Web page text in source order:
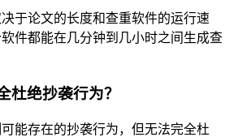
于论文的长度和查重软件的运行速
件都能在几分钟到几小时之间生成查
杜绝抄袭行为？
能存在的抄袭行为，但无法完全杜